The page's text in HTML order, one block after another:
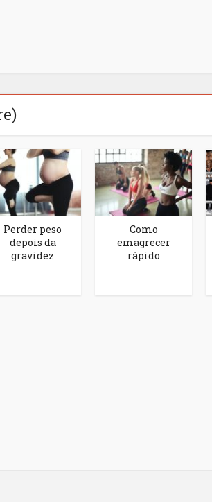
Perder peso
depois da
gravidez
Como
emagrecer
rápido